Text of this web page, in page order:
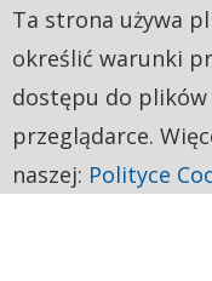
Ta strona używa
określić warunki
dostępu do
przeglądarce.
naszej: Polityce